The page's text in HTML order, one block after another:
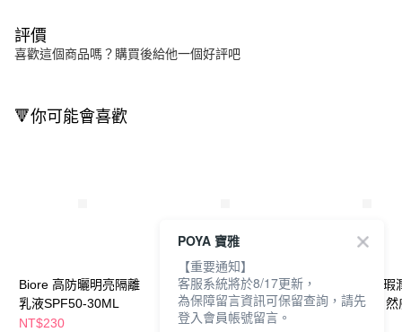
評價
喜歡這個商品嗎？購買後給他一個好評吧
🔻你可能會喜歡
Biore 高防曬明亮隔離
乳液SPF50-30ML
NT$230
Biore 高防曬乳液
SPF48 50ml
NT$89
Biore高防曬無瑕
隔離乳30ml-自然
POYA 寶雅
【重要通知】
客服系統將於8/17更新，
為保障留言資訊可保留查詢，請先
登入會員帳號留言。